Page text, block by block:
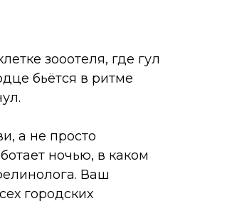
зооотеля, где гул
бьётся в ритме
а не просто
ночью, в каком
Ваш
городских